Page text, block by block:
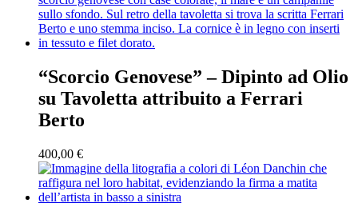
“Scorcio Genovese” – Dipinto ad Olio
su Tavoletta attribuito a Ferrari
Berto
400,00 €